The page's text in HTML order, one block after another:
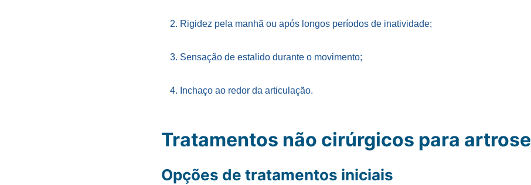
Rigidez pela manhã ou após longos períodos de inatividade;
Sensação de estalido durante o movimento;
Inchaço ao redor da articulação.
Tratamentos não cirúrgicos para artrose
Opções de tratamentos iniciais